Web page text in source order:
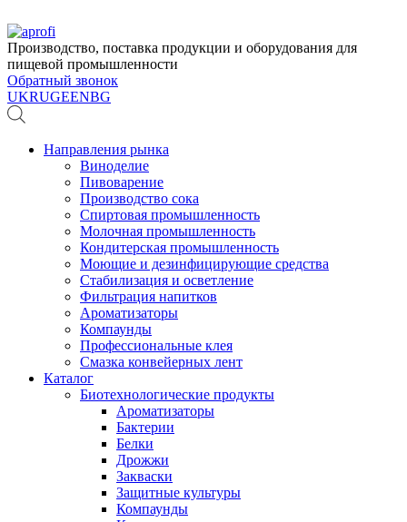
Производство, поставка продукции и оборудования для
пищевой промышленности
Обратный звонок
UKRUGEENBG
Направления рынка
Виноделие
Пивоварение
Производство сока
Спиртовая промышленность
Молочная промышленность
Кондитерская промышленность
Моющие и дезинфицирующие средства
Стабилизация и осветление
Фильтрация напитков
Ароматизаторы
Компаунды
Профессиональные клея
Смазка конвейерных лент
Каталог
Биотехнологические продукты
Ароматизаторы
Бактерии
Белки
Дрожжи
Закваски
Защитные культуры
Компаунды